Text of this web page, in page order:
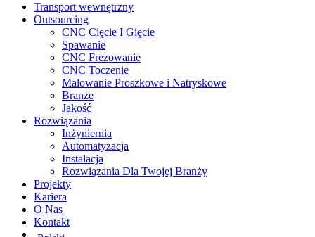
Transport wewnętrzny
Outsourcing
CNC Cięcie I Gięcie
Spawanie
CNC Frezowanie
CNC Toczenie
Malowanie Proszkowe i Natryskowe
Branże
Jakość
Rozwiązania
Inżyniernia
Automatyzacja
Instalacja
Rozwiązania Dla Twojej Branży
Projekty
Kariera
O Nas
Kontakt